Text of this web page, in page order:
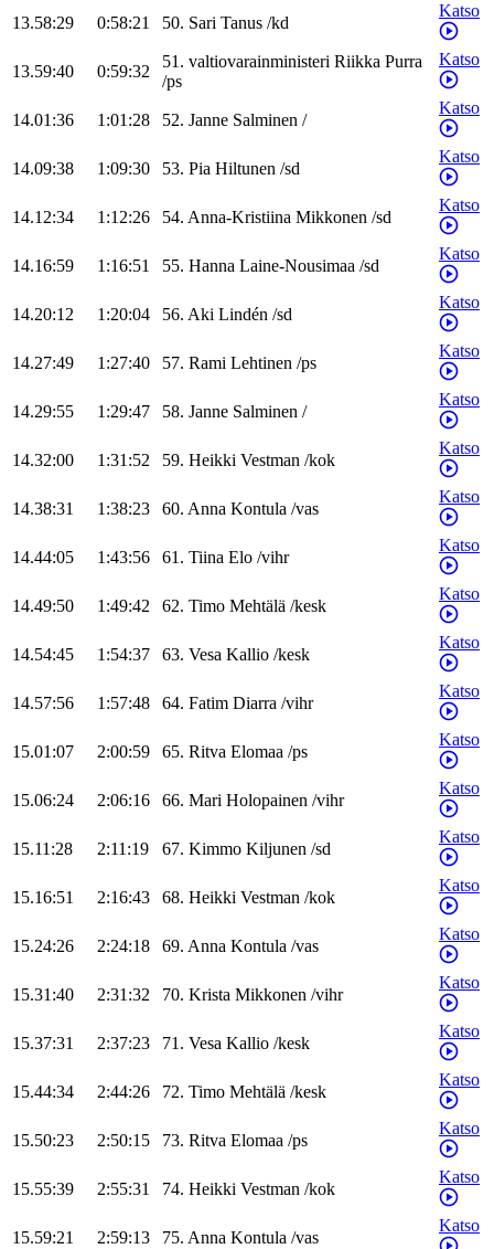
13.58:29 0:58:21 50. Sari Tanus /kd
Katso
13.59:40 0:59:32
51. valtiovarainministeri Riikka Purra
/ps
Katso
14.01:36 1:01:28 52. Janne Salminen /
Katso
14.09:38 1:09:30 53. Pia Hiltunen /sd
Katso
14.12:34 1:12:26 54. Anna-Kristiina Mikkonen /sd
Katso
14.16:59 1:16:51 55. Hanna Laine-Nousimaa /sd
Katso
14.20:12 1:20:04 56. Aki Lindén /sd
Katso
14.27:49 1:27:40 57. Rami Lehtinen /ps
Katso
14.29:55 1:29:47 58. Janne Salminen /
Katso
14.32:00 1:31:52 59. Heikki Vestman /kok
Katso
14.38:31 1:38:23 60. Anna Kontula /vas
Katso
14.44:05 1:43:56 61. Tiina Elo /vihr
Katso
14.49:50 1:49:42 62. Timo Mehtälä /kesk
Katso
14.54:45 1:54:37 63. Vesa Kallio /kesk
Katso
14.57:56 1:57:48 64. Fatim Diarra /vihr
Katso
15.01:07 2:00:59 65. Ritva Elomaa /ps
Katso
15.06:24 2:06:16 66. Mari Holopainen /vihr
Katso
15.11:28 2:11:19 67. Kimmo Kiljunen /sd
Katso
15.16:51 2:16:43 68. Heikki Vestman /kok
Katso
15.24:26 2:24:18 69. Anna Kontula /vas
Katso
15.31:40 2:31:32 70. Krista Mikkonen /vihr
Katso
15.37:31 2:37:23 71. Vesa Kallio /kesk
Katso
15.44:34 2:44:26 72. Timo Mehtälä /kesk
Katso
15.50:23 2:50:15 73. Ritva Elomaa /ps
Katso
15.55:39 2:55:31 74. Heikki Vestman /kok
Katso
15.59:21 2:59:13 75. Anna Kontula /vas
Katso